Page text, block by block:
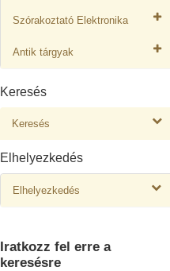
Szórakoztató Elektronika
Antik tárgyak
Keresés
Keresés
Elhelyezkedés
Elhelyezkedés
Iratkozz fel erre a
keresésre